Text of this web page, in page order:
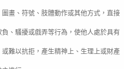
畫、符號、肢體動作或其他方式，直接
、騷擾或戲弄等行為，使他人處於具有
難以抗拒，產生精神上、生理上或財產